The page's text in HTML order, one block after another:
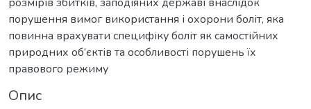
порушення вимог використання і охорони боліт, яка
повинна врахувати специфіку боліт як самостійних
природних об’єктів та особливості порушень їх
правового режиму
Опис